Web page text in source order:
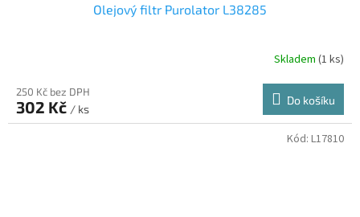
Olejový filtr Purolator L38285
Skladem (1 ks)
250 Kč bez DPH
302 Kč / ks
Do košíku
Kód: L17810